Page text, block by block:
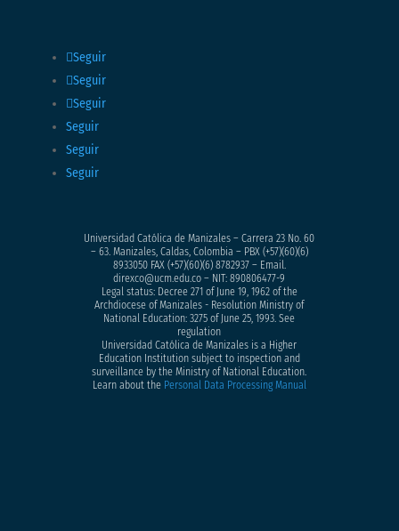
Seguir
Seguir
Seguir
Seguir
Seguir
Seguir
Universidad Católica de Manizales – Carrera 23 No. 60
– 63. Manizales, Caldas, Colombia – PBX (+57)(60)(6)
8933050FAX (+57)(60)(6) 8782937 – Email.
direxco@ucm.edu.co – NIT: 890806477-9
Legal status: Decree 271 of June 19, 1962 of the
Archdiocese of Manizales - Resolution Ministry of
National Education: 3275 of June 25, 1993. See
regulation
Universidad Católica de Manizales is a Higher
Education Institution subject to inspection and
surveillance by the Ministry of National Education.
Learn about the Personal Data Processing Manual